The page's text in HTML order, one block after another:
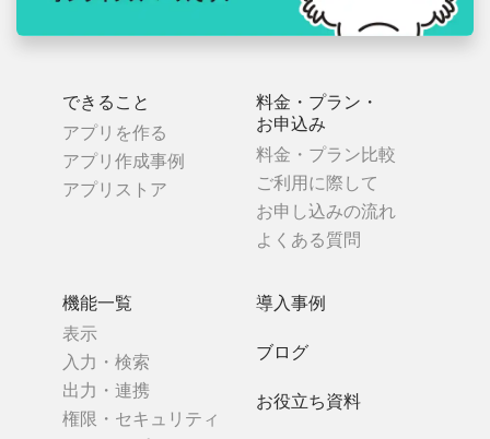
できること
アプリを作る
アプリ作成事例
アプリストア
機能一覧
表示
入力・検索
出力・連携
権限・セキュリティ
料金・プラン・
お申込み
料金・プラン比較
ご利用に際して
お申し込みの流れ
よくある質問
導入事例
ブログ
お役立ち資料